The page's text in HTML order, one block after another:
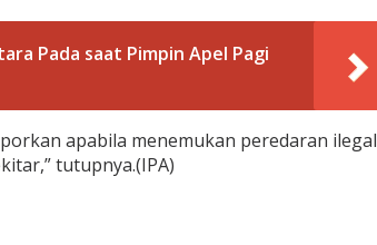
Pada saat Pimpin Apel Pagi
apabila menemukan peredaran ilegal
tutupnya.(IPA)